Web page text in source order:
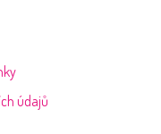
údajů